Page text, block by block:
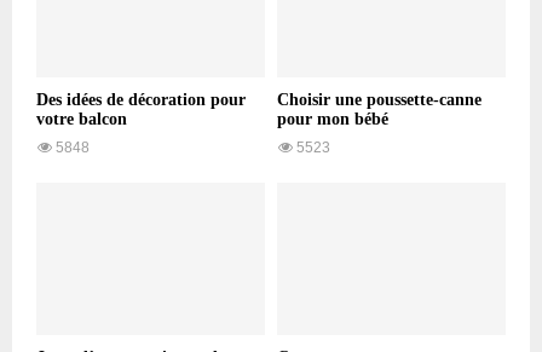
Des idées de décoration pour
votre balcon
5848
Choisir une poussette-canne
pour mon bébé
5523